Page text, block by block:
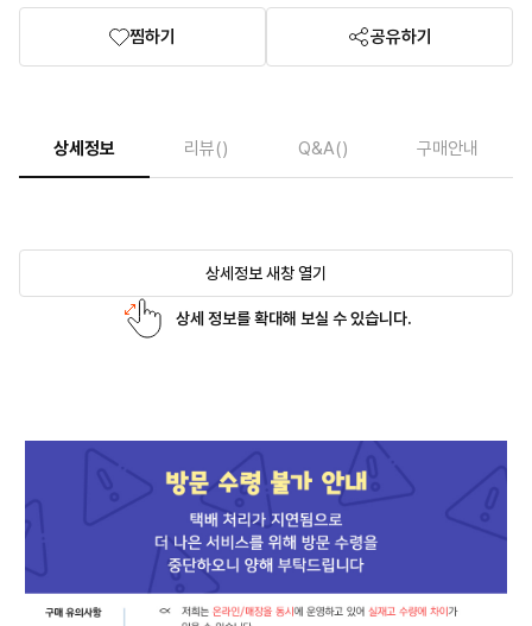
찜하기 공유하기
상세정보 리뷰() Q&A() 구매안내
상세정보 새창 열기
상세 정보를 확대해 보실 수 있습니다.